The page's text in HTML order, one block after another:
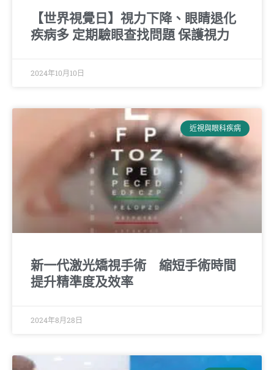
【世界視覺日】視力下降、眼睛退化
疾病多 定期驗眼查找問題 保護視力
2024年10月10日
近視與眼科疾病
新一代激光矯視手術 縮短手術時間
提升精準度及效率
2024年8月28日